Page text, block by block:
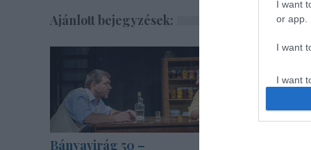
I want
or app.
I want
I want
Ajánlott bejegyzések:
Bányavirág 50 –